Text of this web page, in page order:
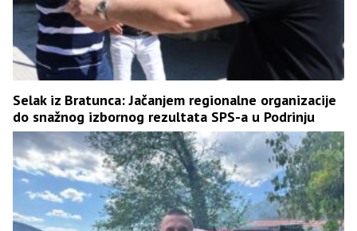
Selak iz Bratunca: Jačanjem regionalne organizacije
do snažnog izbornog rezultata SPS-a u Podrinju